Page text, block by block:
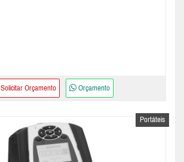
Solicitar Orçamento Orçamento
Portáteis